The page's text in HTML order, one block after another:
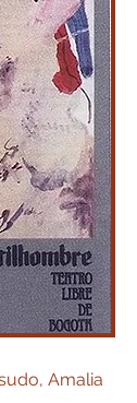
Amalia